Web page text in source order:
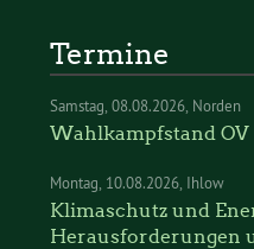
Termine
Samstag 08.08.2026 Norden
Wahlkampfstand OV
Montag 10.08.2026 Ihlow
Klimaschutz und
Herausforderungen